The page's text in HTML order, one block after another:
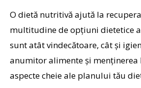
O dietă nutritivă ajută la
multitudine de opțiuni dietetice
sunt atât vindecătoare, cât și
anumitor alimente și
aspecte cheie ale planului tău